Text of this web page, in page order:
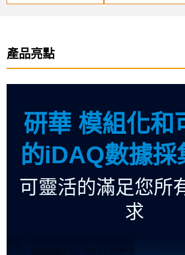
產品亮點
研華 模組化和
的iDAQ數據採
可靈活的滿足您所
求